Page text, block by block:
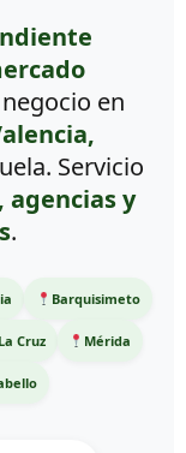
en
Servicio
agencias y
.
Barquisimeto
Cruz Mérida